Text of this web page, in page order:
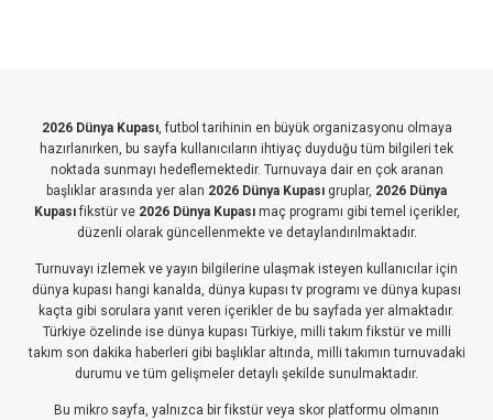
2026 Dünya Kupası, futbol tarihinin en büyük organizasyonu olmaya
hazırlanırken, bu sayfa kullanıcıların ihtiyaç duyduğu tüm bilgileri tek
noktada sunmayı hedeflemektedir. Turnuvaya dair en çok aranan
başlıklar arasında yer alan 2026 Dünya Kupası gruplar, 2026 Dünya
Kupasıfikstür ve 2026 Dünya Kupasımaç programı gibi temel içerikler,
düzenli olarak güncellenmekte ve detaylandırılmaktadır.
Turnuvayı izlemek ve yayın bilgilerine ulaşmak isteyen kullanıcılar için
dünya kupası hangi kanalda, dünya kupası tv programı ve dünya kupası
kaçta gibi sorulara yanıt veren içerikler de bu sayfada yer almaktadır.
Türkiye özelinde ise dünya kupası Türkiye, milli takım fikstür ve milli
takım son dakika haberleri gibi başlıklar altında, milli takımın turnuvadaki
durumu ve tüm gelişmeler detaylı şekilde sunulmaktadır.
Bu mikro sayfa, yalnızca bir fikstür veya skor platformu olmanın